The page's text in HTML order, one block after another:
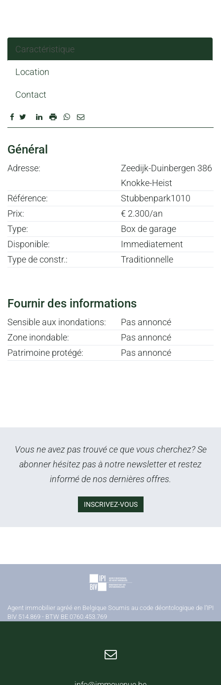
Caractéristique
Location
Contact
CARACTÉRISTIQUE
Général
Adresse:
Zeedijk-Duinbergen 386
Knokke-Heist
Référence:
Stubbenpark1010
Prix:
€ 2.300/an
Type:
Box de garage
Disponible:
Immediatement
Type de constr.:
Traditionnelle
Fournir des informations
Sensible aux inondations:
Pas annoncé
Zone inondable:
Pas annoncé
Patrimoine protégé:
Pas annoncé
Vous ne avez pas trouvé ce que vous cherchez? Se
abonner hésitez pas à notre newsletter et restez
informé de nos dernières offres.
INSCRIVEZ-VOUS
Agent immobilier agréé en Belgique Soumis au code déontologique de l’IPI
BIV 514.869 - BTW BE 0760.453.769